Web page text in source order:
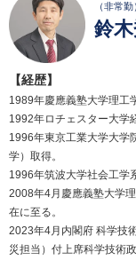
（非常勤
鈴
【経歴】
1989年慶應義塾大学理工
1992年ロチェスター大学
1996年東京工業大学大学
学）取得。
1996年筑波大学社会工学
2008年4月慶應義塾大学
在に至る。
2023年4月内閣府 科学技
災担当）付上席科学技術